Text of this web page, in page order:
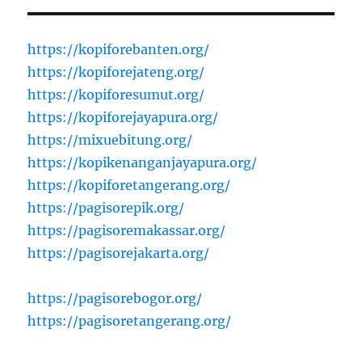
https://kopiforebanten.org/
https://kopiforejateng.org/
https://kopiforesumut.org/
https://kopiforejayapura.org/
https://mixuebitung.org/
https://kopikenanganjayapura.org/
https://kopiforetangerang.org/
https://pagisorepik.org/
https://pagisoremakassar.org/
https://pagisorejakarta.org/
https://pagisorebogor.org/
https://pagisoretangerang.org/